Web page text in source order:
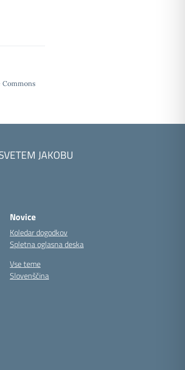
Commons
JAKOBU
Novice
Koledar dogodkov
Spletna oglasna deska
Vse teme
Slovenščina